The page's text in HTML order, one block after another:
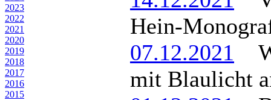
2023
2022
2021
2020
2019
2018
2017
2016
2015
Hein-
07.12.2021
mit Blaulicht